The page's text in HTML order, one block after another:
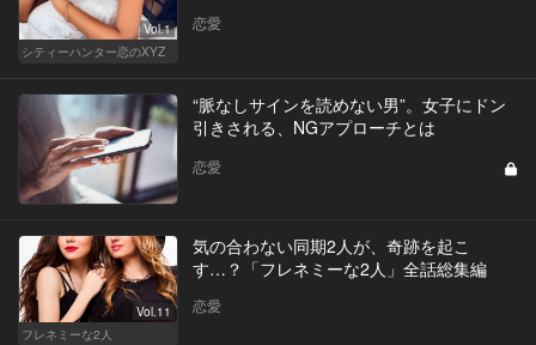
Vol.1
シティーハンター恋のXYZ
恋愛
“脈なしサインを読めない男”。女子にドン
引きされる、NGアプローチとは
恋愛
Vol.11
フレネミーな2人
気の合わない同期2人が、奇跡を起こ
す…？「フレネミーな2人」全話総集編
恋愛